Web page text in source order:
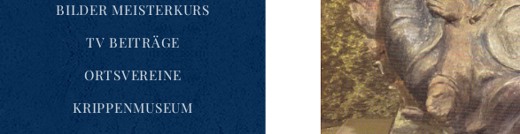
BILDER MEISTERKURS
TV BEITRÄGE
ORTSVEREINE
KRIPPENMUSEUM